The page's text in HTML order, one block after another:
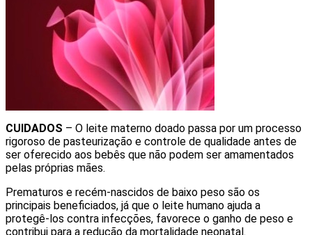
CUIDADOS – O leite materno doado passa por um processo
rigoroso de pasteurização e controle de qualidade antes de
ser oferecido aos bebês que não podem ser amamentados
pelas próprias mães.
Prematuros e recém-nascidos de baixo peso são os
principais beneficiados, já que o leite humano ajuda a
protegê-los contra infecções, favorece o ganho de peso e
contribui para a redução da mortalidade neonatal.